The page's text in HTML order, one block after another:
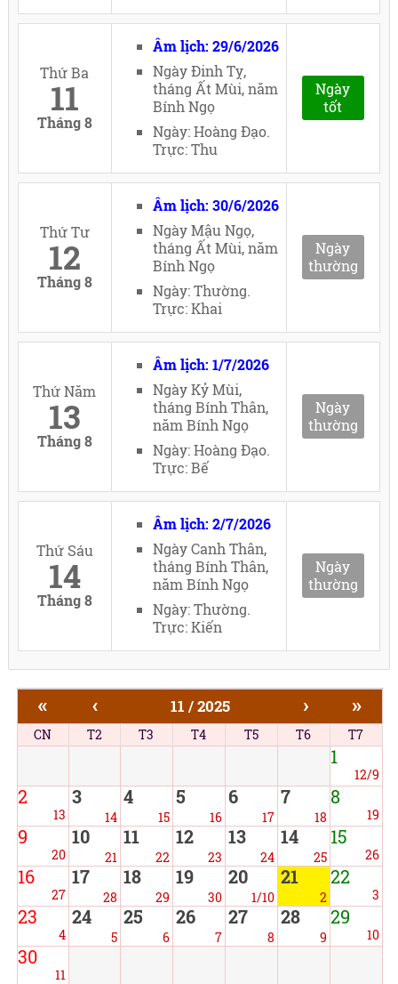
Thứ Ba
11
Tháng 8
Âm lịch: 29/6/2026
Ngày Đinh Tỵ,
tháng Ất Mùi, năm
Bính Ngọ
Ngày: Hoàng Đạo.
Trực: Thu
Ngày
tốt
Thứ Tư
12
Tháng 8
Âm lịch: 30/6/2026
Ngày Mậu Ngọ,
tháng Ất Mùi, năm
Bính Ngọ
Ngày: Thường.
Trực: Khai
Ngày
thường
Thứ Năm
13
Tháng 8
Âm lịch: 1/7/2026
Ngày Kỷ Mùi,
tháng Bính Thân,
năm Bính Ngọ
Ngày: Hoàng Đạo.
Trực: Bế
Ngày
thường
Thứ Sáu
14
Tháng 8
Âm lịch: 2/7/2026
Ngày Canh Thân,
tháng Bính Thân,
năm Bính Ngọ
Ngày: Thường.
Trực: Kiến
Ngày
thường
« ‹ 11 / 2025 › »
CN T2 T3 T4 T5 T6 T7
1
12/9
2
13
3
14
4
15
5
16
6
17
7
18
8
19
9
20
10
21
11
22
12
23
13
24
14
25
15
26
16
27
17
28
18
29
19
30
20
1/10
21
2
22
3
23
4
24
5
25
6
26
7
27
8
28
9
29
10
30
11